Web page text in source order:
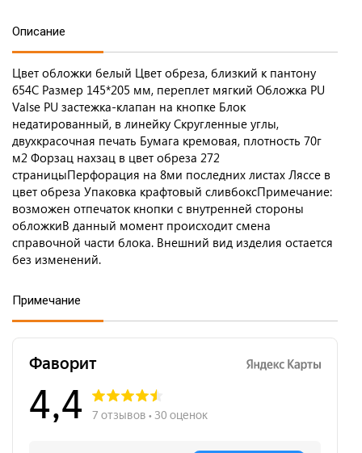
Описание
Цвет обложки белый Цвет обреза, близкий к пантону
654С Размер 145*205 мм, переплет мягкий Обложка PU
Valse PU застежка-клапан на кнопке Блок
недатированный, в линейку Скругленные углы,
двухкрасочная печать Бумага кремовая, плотность 70г
м2 Форзац нахзац в цвет обреза 272
страницыПерфорация на 8ми последних листах Ляссе в
цвет обреза Упаковка крафтовый сливбоксПримечание:
возможен отпечаток кнопки с внутренней стороны
обложкиВ данный момент происходит смена
справочной части блока. Внешний вид изделия остается
без изменений.
Примечание